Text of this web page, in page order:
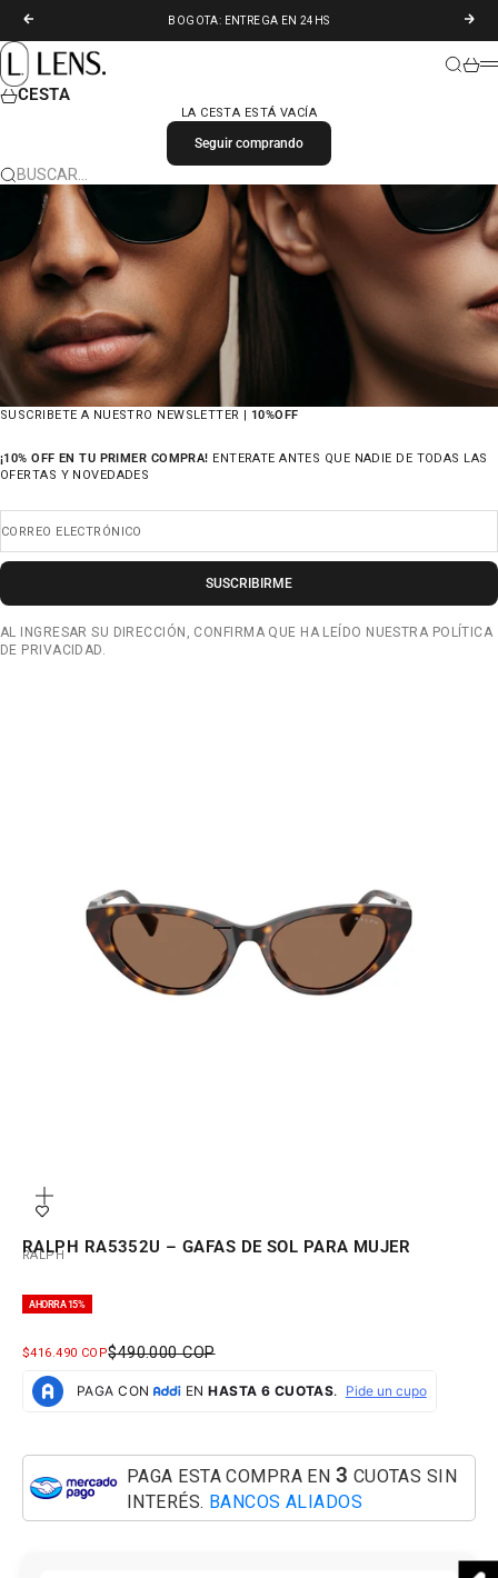
ANTERIOR
BOGOTA: ENTREGA EN 24HS
LENS. COLOMBIA
BUSCAR
CESTA
LA CESTA ESTÁ VACÍA
Seguir comprando
BUSCAR…
SUSCRIBETE A NUESTRO NEWSLETTER | 10%OFF
¡10% OFF EN TU PRIMER COMPRA! ENTERATE ANTES QUE NADIE DE TODAS LAS
OFERTAS Y NOVEDADES
CORREO ELECTRÓNICO
SUSCRIBIRME
AL INGRESAR SU DIRECCIÓN, CONFIRMA QUE HA LEÍDO NUESTRA POLÍTICA
DE PRIVACIDAD.
IR AL ARTÍCULO 1
IR AL ARTÍCULO 2
IR AL ARTÍCULO 3
IR AL ARTÍCULO 4
IR AL ARTÍCULO 5
IR AL ARTÍCULO 6
IR AL ARTÍCULO 7
RALPH RA5352U – GAFAS DE SOL PARA MUJER
RALPH
AHORRA 15%
PRECIO DE OFERTA
$416.490 COPPRECIO NORMAL
$490.000 COP
PAGA ESTA COMPRA EN 3 CUOTAS SIN
INTERÉS. BANCOS ALIADOS